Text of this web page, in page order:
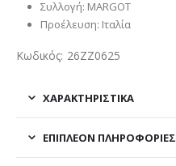
Συλλογή: MARGOT
Προέλευση: Ιταλία
Κωδικός: 26ZZ0625
ΧΑΡΑΚΤΗΡΙΣΤΙΚΑ
ΕΠΙΠΛΈΟΝ ΠΛΗΡΟΦΟΡΊΕΣ